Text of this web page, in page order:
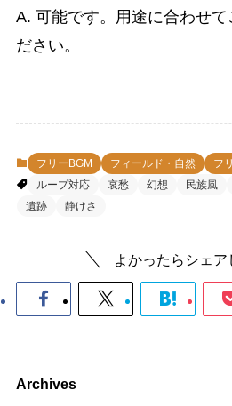
A. 可能です。用途に合わせて
ださい。
フリーBGM フィールド・自然
フ
ループ対応
哀愁 幻想 民族風
遺跡
静けさ
よかったらシェア
Archives